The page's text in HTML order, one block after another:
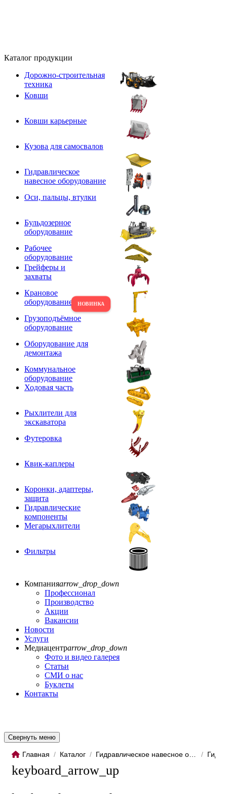
Каталог продукции
Дорожно-строительная
техника
Ковши
Ковши карьерные
Кузова для самосвалов
Гидравлическое
навесное оборудование
Оси, пальцы, втулки
Бульдозерное
оборудование
Рабочее
оборудование
Грейферы и
захваты
Крановое
оборудование
Грузоподъёмное
оборудование
Оборудование для
демонтажа
Коммунальное
оборудование
Ходовая часть
Рыхлители для
экскаватора
Футеровка
Квик-каплеры
Коронки, адаптеры,
защита
Гидравлические
компоненты
Мегарыхлители
Фильтры
Компанияarrow_drop_down
Профессионал
Производство
Акции
Вакансии
Новости
Услуги
Медиацентрarrow_drop_down
Фото и видео галерея
Статьи
СМИ о нас
Буклеты
Контакты
Свернуть меню
Главная / Каталог / /
keyboard_arrow_up